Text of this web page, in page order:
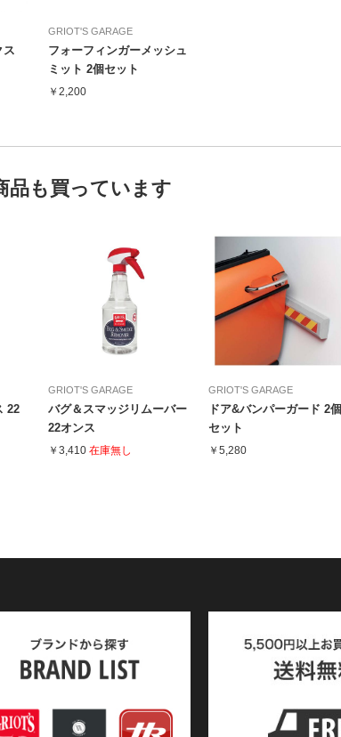
ス
GRIOT'S GARAGE
フォーフィンガーメッシュ
ミット 2個セット
￥2,200
品も買っています
22
GRIOT'S GARAGE
バグ＆スマッジリムーバー
22オンス
￥3,410 在庫無し
GRIOT'S GARAGE
ドア&バンパーガード 2個
セット
￥5,280